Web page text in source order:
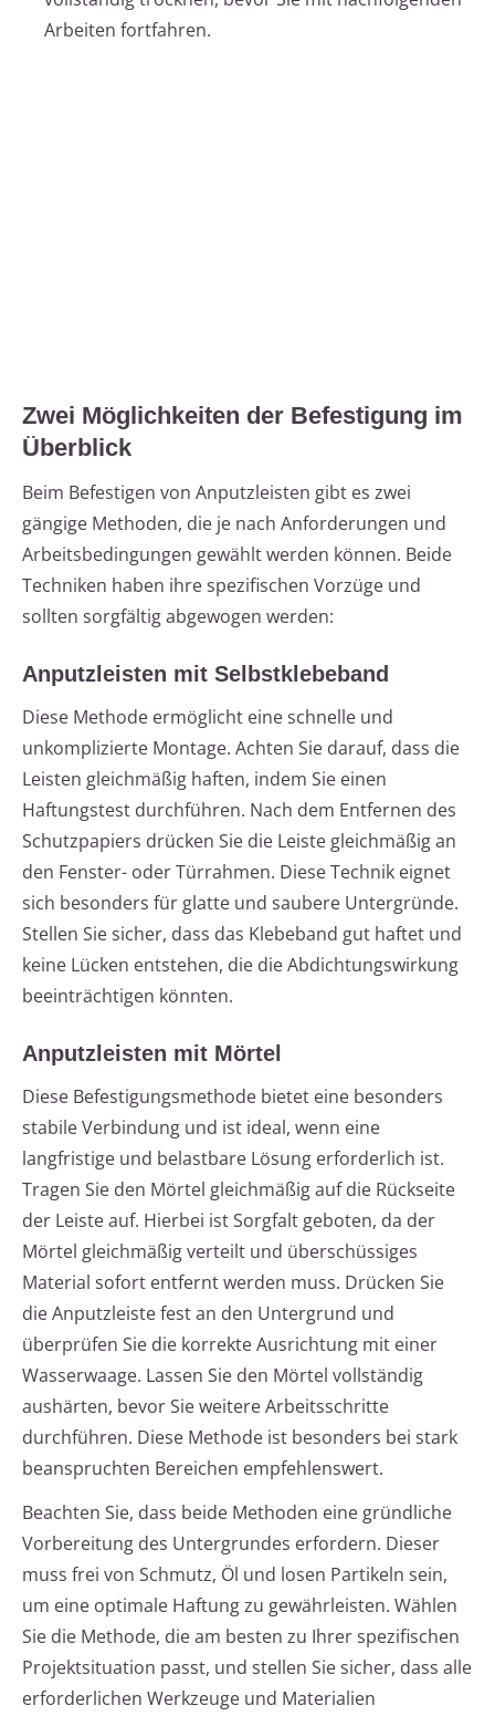
Arbeiten fortfahren.
Zwei Möglichkeiten der Befestigung im
Überblick
Beim Befestigen von Anputzleisten gibt es zwei
gängige Methoden, die je nach Anforderungen und
Arbeitsbedingungen gewählt werden können. Beide
Techniken haben ihre spezifischen Vorzüge und
sollten sorgfältig abgewogen werden:
Anputzleisten mit Selbstklebeband
Diese Methode ermöglicht eine schnelle und
unkomplizierte Montage. Achten Sie darauf, dass die
Leisten gleichmäßig haften, indem Sie einen
Haftungstest durchführen. Nach dem Entfernen des
Schutzpapiers drücken Sie die Leiste gleichmäßig an
den Fenster- oder Türrahmen. Diese Technik eignet
sich besonders für glatte und saubere Untergründe.
Stellen Sie sicher, dass das Klebeband gut haftet und
keine Lücken entstehen, die die Abdichtungswirkung
beeinträchtigen könnten.
Anputzleisten mit Mörtel
Diese Befestigungsmethode bietet eine besonders
stabile Verbindung und ist ideal, wenn eine
langfristige und belastbare Lösung erforderlich ist.
Tragen Sie den Mörtel gleichmäßig auf die Rückseite
der Leiste auf. Hierbei ist Sorgfalt geboten, da der
Mörtel gleichmäßig verteilt und überschüssiges
Material sofort entfernt werden muss. Drücken Sie
die Anputzleiste fest an den Untergrund und
überprüfen Sie die korrekte Ausrichtung mit einer
Wasserwaage. Lassen Sie den Mörtel vollständig
aushärten, bevor Sie weitere Arbeitsschritte
durchführen. Diese Methode ist besonders bei stark
beanspruchten Bereichen empfehlenswert.
Beachten Sie, dass beide Methoden eine gründliche
Vorbereitung des Untergrundes erfordern. Dieser
muss frei von Schmutz, Öl und losen Partikeln sein,
um eine optimale Haftung zu gewährleisten. Wählen
Sie die Methode, die am besten zu Ihrer spezifischen
Projektsituation passt, und stellen Sie sicher, dass alle
erforderlichen Werkzeuge und Materialien